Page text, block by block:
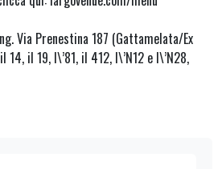
Via Prenestina 187 (Gattamelata/Ex
il 19, l\’81, il 412, l\’N12 e l\’N28,